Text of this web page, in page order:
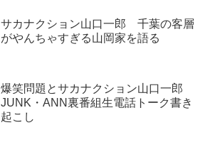
サカナクション山口一郎 千葉の客層
がやんちゃすぎる山岡家を語る
爆笑問題とサカナクション山口一郎
JUNK・ANN裏番組生電話トーク書き
起こし